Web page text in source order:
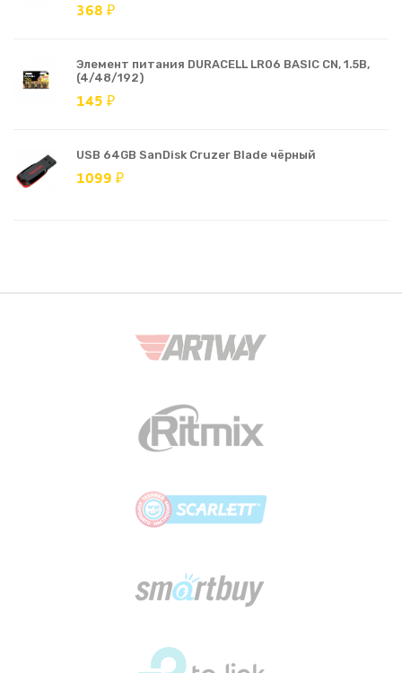
368 ₽
Элемент питания DURACELL LR06 BASIC CN, 1.5В,
(4/48/192)
145 ₽
USB 64GB SanDisk Cruzer Blade чёрный
1099 ₽